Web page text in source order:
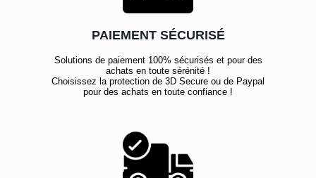
PAIEMENT SÉCURISÉ
Solutions de paiement 100% sécurisés et pour des
achats en toute sérénité !
Choisissez la protection de 3D Secure ou de Paypal
pour des achats en toute confiance !